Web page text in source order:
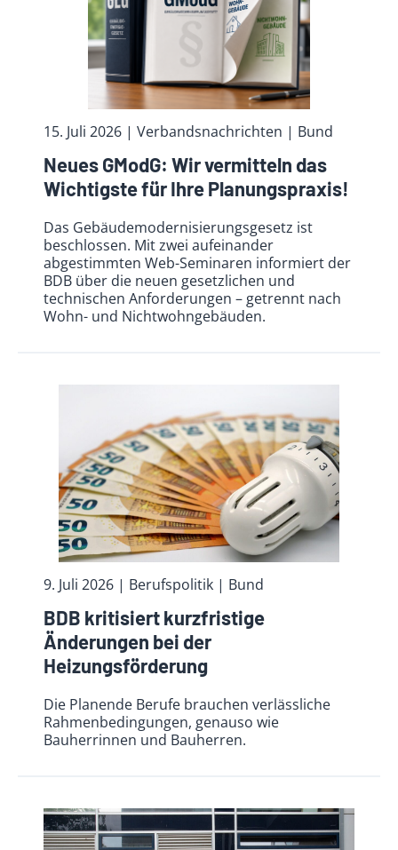
15. Juli 2026 | Verbandsnachrichten | Bund
Neues GModG: Wir vermitteln das
Wichtigste für Ihre Planungspraxis!
Das Gebäudemodernisierungsgesetz ist
beschlossen. Mit zwei aufeinander
abgestimmten Web-Seminaren informiert der
BDB über die neuen gesetzlichen und
technischen Anforderungen – getrennt nach
Wohn- und Nichtwohngebäuden.
9. Juli 2026 | Berufspolitik | Bund
BDB kritisiert kurzfristige
Änderungen bei der
Heizungsförderung
Die Planende Berufe brauchen verlässliche
Rahmenbedingungen, genauso wie
Bauherrinnen und Bauherren.